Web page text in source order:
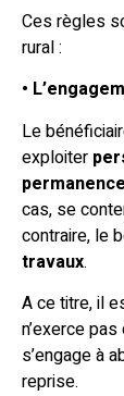
Ces règles
rural :
•
Le
exploiter
permanence
cas, se
contraire, le
travaux.
A ce titre, il
n’exerce
s’engage à
reprise.